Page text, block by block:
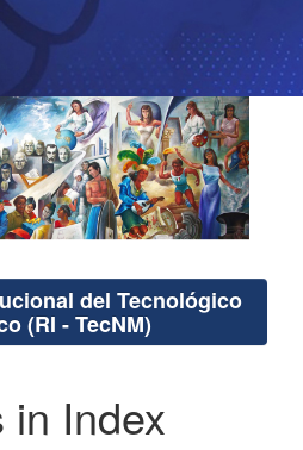
del Tecnológico
(RI - TecNM)
in Index